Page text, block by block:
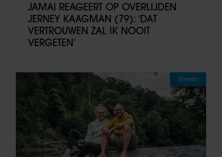
JAMAI REAGEERT OP OVERLIJDEN
JERNEY KAAGMAN (79): ‘DAT
VERTROUWEN ZAL IK NOOIT
VERGETEN’
Vriendin